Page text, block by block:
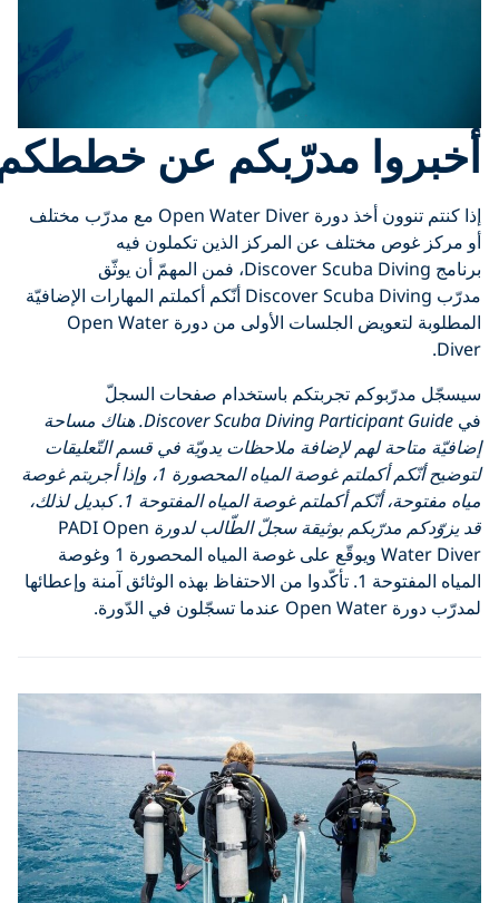
مدرّبكم عن خططكم
إذا كنتم تنوون أخذ دورة Open Water Diver مع مدرّب مختلف
مختلف عن المركز الذين تكملون فيه
برنامج Discover Scuba Diving، فمن المهمّ أن يوثّق
مدرّب Discover Scuba Diving أنّكم أكملتم المهارات الإضافيّة
المطلوبة لتعويض الجلسات الأولى من دورة Open Water
تجربتكم باستخدام صفحات السجلّ
Discover Scuba Diving Participant Guide. هناك مساحة
لهم لإضافة ملاحظات يدويّة في قسم التّعليقات
لتوضيح أنّكم أكملتم غوصة المياه المحصورة 1، وإذا أجريتم غوصة
مياه مفتوحة، أنّكم أكملتم غوصة المياه المفتوحة 1. كبديل لذلك،
بوثيقة سجلّ الطّالب لدورةPADI Open
Water Diver ويوقّع على غوصة المياه المحصورة 1 وغوصة
المياه المفتوحة 1. تأكّدوا من الاحتفاظ بهذه الوثائق آمنة وإعطائها